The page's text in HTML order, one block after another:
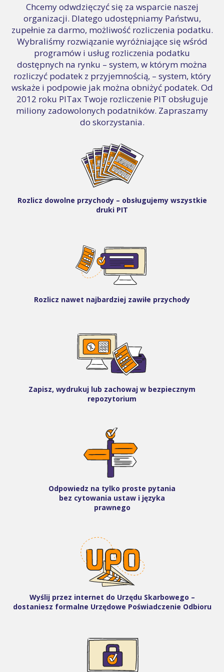
Chcemy odwdzięczyć się za wsparcie naszej
organizacji. Dlatego udostępniamy Państwu,
zupełnie za darmo, możliwość rozliczenia podatku.
Wybraliśmy rozwiązanie wyróżniające się wśród
programów i usług rozliczenia podatku
dostępnych na rynku – system, w którym można
rozliczyć podatek z przyjemnością, – system, który
wskaże i podpowie jak można obniżyć podatek. Od
2012 roku PITax Twoje rozliczenie PIT obsługuje
miliony zadowolonych podatników. Zapraszamy
do skorzystania.
Rozlicz dowolne przychody – obsługujemy wszystkie
druki PIT
Rozlicz nawet najbardziej zawiłe przychody
Zapisz, wydrukuj lub zachowaj w bezpiecznym
repozytorium
Odpowiedz na tylko proste pytania
bez cytowania ustaw i języka
prawnego
Wyślij przez internet do Urzędu Skarbowego –
dostaniesz formalne Urzędowe Poświadczenie Odbioru